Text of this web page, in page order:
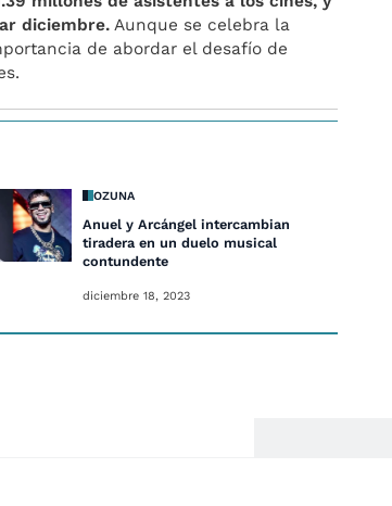
diciembre. Aunque se celebra la
de abordar el desafío de
OZUNA
Anuel y Arcángel intercambian
tiradera en un duelo musical
contundente
diciembre 18, 2023